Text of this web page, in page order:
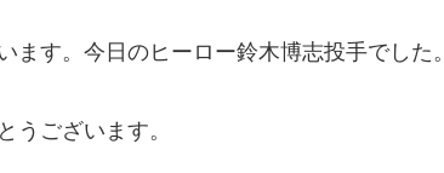
ます。今日のヒーロー鈴木博志投手でした。
うございます。